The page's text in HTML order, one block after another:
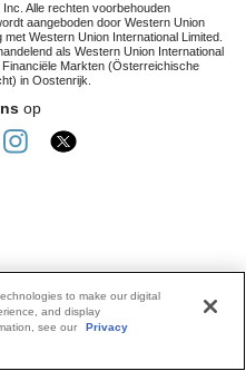
Alle rechten voorbehouden
aangeboden door Western Union
Western Union International Limited.
als Western Union International
Markten (Österreichische
in Oostenrijk.
op
to make our digital
and display
see our
Privacy